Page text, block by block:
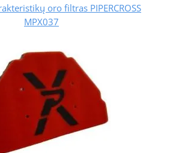
oro filtras PIPERCROSS
MPX037